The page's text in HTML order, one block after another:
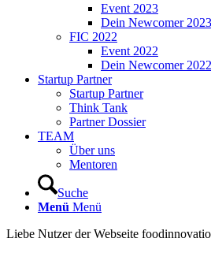
Event 2023
Dein Newcomer 2023
FIC 2022
Event 2022
Dein Newcomer 2022
Startup Partner
Startup Partner
Think Tank
Partner Dossier
TEAM
Über uns
Mentoren
Suche
Menü Menü
Liebe Nutzer der Webseite